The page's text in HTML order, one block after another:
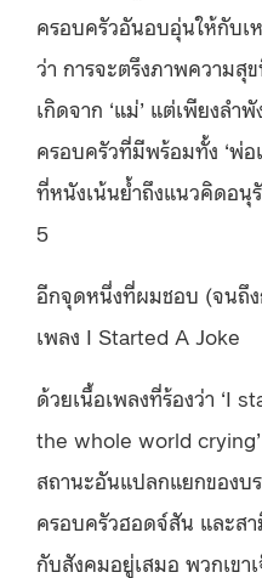
ครอบครัวอันอบอุ่นให้กับเ
ว่า การจะตรึงภาพความสุ
เกิดจาก ‘แม่’ แต่เพียงลำ
ครอบครัวที่มีพร้อมทั้ง ‘พ่อ
ที่หนังเน้นย้ำถึงแนวคิดอนุ
5
อีกจุดหนึ่งที่ผมชอบ (จนถึง
เพลง I Started A Joke
ด้วยเนื้อเพลงที่ร้องว่า ‘I
the whole world
สถานะอันแปลกแยกของบ
ครอบครัวฮอดจ์สัน และสา
กับสังคมอยู่เสมอ พวกเข